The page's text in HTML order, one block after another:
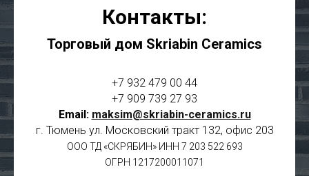
Контакты:
Торговый дом Skriabin Ceramics
+7 932 479 00 44
+7 909 739 27 93
Email: maksim@skriabin-ceramics.ru
г. Тюмень ул. Московский тракт 132, офис 203
ООО ТД «СКРЯБИН» ИНН 7 203 522 693
ОГРН 1217200011071